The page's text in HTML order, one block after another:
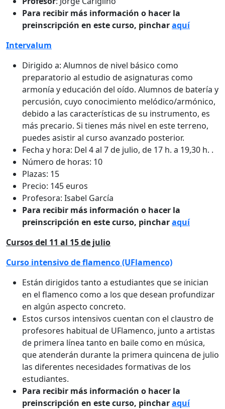
Para recibir más información o hacer la
preinscripción en este curso, pincharaquí
Intervalum
Dirigido a: Alumnos de nivel básico como
preparatorio al estudio de asignaturas como
armonía y educación del oído. Alumnos de batería y
percusión, cuyo conocimiento melódico/armónico,
debido a las características de su instrumento, es
más precario. Si tienes más nivel en este terreno,
puedes asistir al curso avanzado posterior.
Fecha y hora: Del 4 al 7 de julio, de 17 h. a 19,30 h. .
Número de horas: 10
Plazas: 15
Precio: 145 euros
Profesora: Isabel García
Para recibir más información o hacer la
preinscripción en este curso, pincharaquí
Cursos del 11 al 15 de julio
Curso intensivo de flamenco (UFlamenco)
Están dirigidos tanto a estudiantes que se inician
en el flamenco como a los que desean profundizar
en algún aspecto concreto.
Estos cursos intensivos cuentan con el claustro de
profesores habitual de UFlamenco, junto a artistas
de primera línea tanto en baile como en música,
que atenderán durante la primera quincena de julio
las diferentes necesidades formativas de los
estudiantes.
Para recibir más información o hacer la
preinscripción en este curso, pincharaquí